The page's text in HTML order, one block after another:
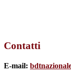
Contatti
E-mail: